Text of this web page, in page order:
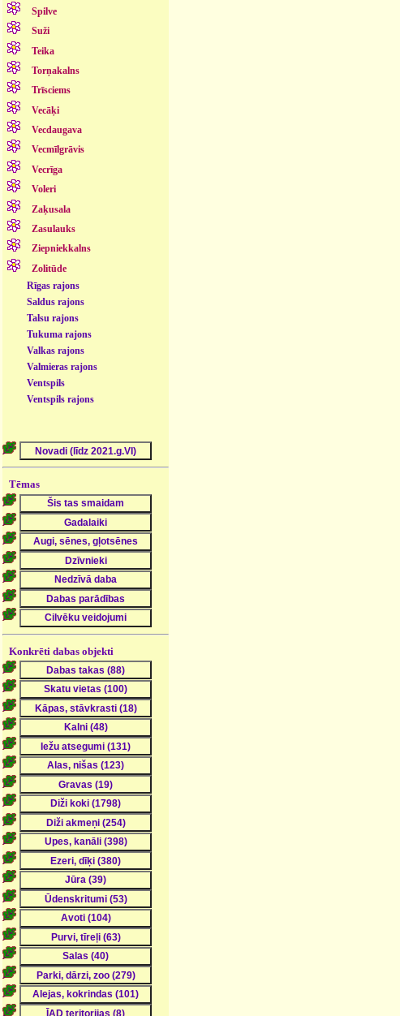
Spilve
Suži
Teika
Torņakalns
Trīsciems
Vecāķi
Vecdaugava
Vecmīlgrāvis
Vecrīga
Voleri
Zaķusala
Zasulauks
Ziepniekkalns
Zolitūde
Rīgas rajons
Saldus rajons
Talsu rajons
Tukuma rajons
Valkas rajons
Valmieras rajons
Ventspils
Ventspils rajons
Tēmas
Konkrēti dabas objekti